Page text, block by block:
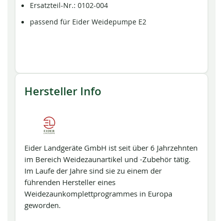
Ersatzteil-Nr.: 0102-004
passend für Eider Weidepumpe E2
Hersteller Info
Eider Landgeräte GmbH ist seit über 6 Jahrzehnten
im Bereich Weidezaunartikel und -Zubehör tätig.
Im Laufe der Jahre sind sie zu einem der
führenden Hersteller eines
Weidezaunkomplettprogrammes in Europa
geworden.